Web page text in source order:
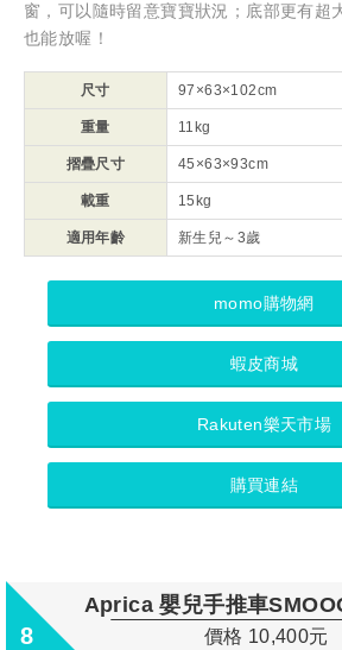
窗，可以隨時留意寶寶狀況；底部更有超
也能放喔！
尺寸 97×63×102cm
重量 11kg
摺疊尺寸 45×63×93cm
載重 15kg
適用年齡 新生兒～3歲
momo購物網
蝦皮商城
Rakuten樂天市場
購買連結
8
Aprica 嬰兒手推車
價格 10,400元